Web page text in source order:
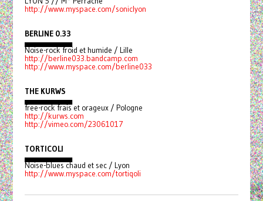
http://www.myspace.com/soniclyon
BERLINE 0.33
▄▄▄▄▄▄▄▄▄
Noise-rock froid et humide / Lille
http://berline033.bandcamp.com
http://www.myspace.com/berline033
THE KURWS
▄▄▄▄▄▄▄▄▄
free-rock frais et orageux / Pologne
http://kurws.com
http://vimeo.com/23061017
TORTICOLI
▄▄▄▄▄▄▄▄▄
Noise-blues chaud et sec / Lyon
http://www.myspace.com/tortiqoli